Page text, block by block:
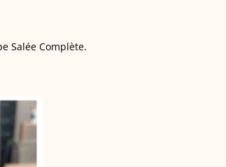
Salée Complète.